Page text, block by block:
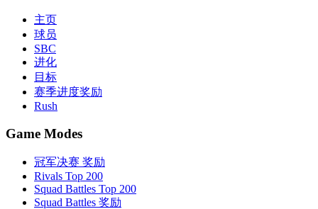
主页
球员
SBC
进化
目标
赛季进度奖励
Rush
Game Modes
冠军决赛 奖励
Rivals Top 200
Squad Battles Top 200
Squad Battles 奖励